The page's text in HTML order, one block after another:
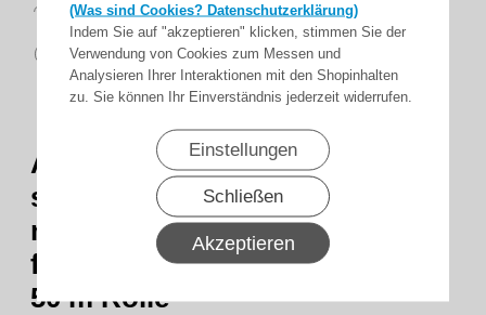
(Was sind Cookies? Datenschutzerklärung)
Indem Sie auf "akzeptieren" klicken, stimmen Sie der
Verwendung von Cookies zum Messen und
Analysieren Ihrer Interaktionen mit den Shopinhalten
zu. Sie können Ihr Einverständnis jederzeit widerrufen.
Einstellungen
Schließen
Akzeptieren
Rückgaberecht
sicher
zahlen
Anschlusskabel, 5-adrig,
schwarz, für Lichtschranken
mit Klemmraum, 5 x 0,25 qmm,
feindrähtige Litze, LiYY
50 m Rolle